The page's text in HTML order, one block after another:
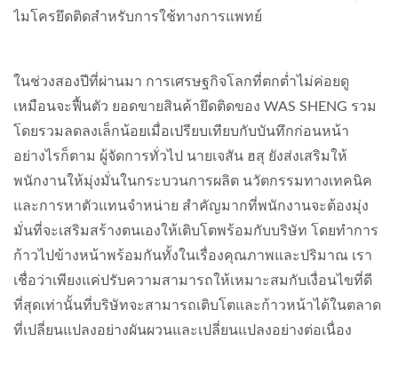
ไมโครยึดติดสำหรับการใช้ทางการแพทย์
ในช่วงสองปีที่ผ่านมา การเศรษฐกิจโลกที่ตกต่ำไม่ค่อยดู
เหมือนจะฟื้นตัว ยอดขายสินค้ายึดติดของ WAS SHENG รวม
โดยรวมลดลงเล็กน้อยเมื่อเปรียบเทียบกับบันทึกก่อนหน้า
อย่างไรก็ตาม ผู้จัดการทั่วไป นายเจสัน ฮสุ ยังส่งเสริมให้
พนักงานให้มุ่งมั่นในกระบวนการผลิต นวัตกรรมทางเทคนิค
และการหาตัวแทนจำหน่าย สำคัญมากที่พนักงานจะต้องมุ่ง
มั่นที่จะเสริมสร้างตนเองให้เติบโตพร้อมกับบริษัท โดยทำการ
ก้าวไปข้างหน้าพร้อมกันทั้งในเรื่องคุณภาพและปริมาณ เรา
เชื่อว่าเพียงแค่ปรับความสามารถให้เหมาะสมกับเงื่อนไขที่ดี
ที่สุดเท่านั้นที่บริษัทจะสามารถเติบโตและก้าวหน้าได้ในตลาด
ที่เปลี่ยนแปลงอย่างผันผวนและเปลี่ยนแปลงอย่างต่อเนื่อง